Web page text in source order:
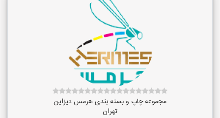
مجموعه چاپ و بسته بندی هرمس دیزاین
تهران